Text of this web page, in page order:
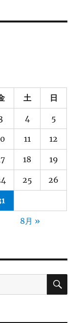
土 日
4 5
11 12
18 19
25 26
8月 »
検